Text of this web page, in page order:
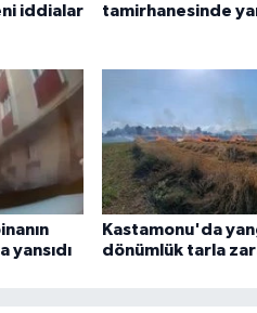
iddialar
tamirhanesinde
yansıdı
Kastamonu'da
dönümlük tarla